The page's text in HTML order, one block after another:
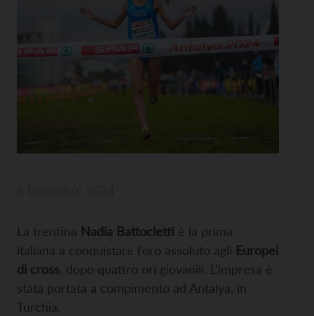
La trentina Nadia Battocletti è la prima
italiana a conquistare l’oro assoluto agli Europei
di cross , dopo quattro ori giovanili. L’impresa è
stata portata a compimento ad Antalya, in
Turchia.